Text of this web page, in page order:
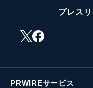
プレス
PRWIREサービス